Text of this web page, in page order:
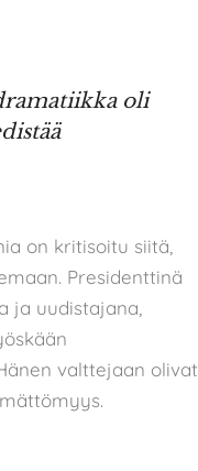
oli
on kritisoitu siitä,
Presidenttinä
ja uudistajana,
valttejaan olivat